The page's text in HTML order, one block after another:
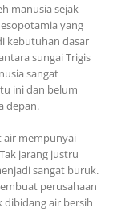
manusia sejak
yang
kebutuhan dasar
sungai Trigis
sangat
ini dan belum
depan.
air mempunyai
jarang justru
sangat buruk.
perusahaan
air bersih